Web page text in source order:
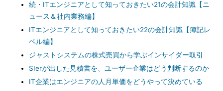
続・ITエンジニアとして知っておきたい21の会計知識【ニ
ュース＆社内業務編】
ITエンジニアとして知っておきたい22の会計知識【簿記レ
ベル編】
ジャストシステムの株式売買から学ぶインサイダー取引
SIerが出した見積書を、ユーザー企業はどう判断するのか
IT企業はエンジニアの人月単価をどうやって決めている